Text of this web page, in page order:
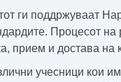
ги поддржуваат
Процесот на
прием и достава на
учесници кои